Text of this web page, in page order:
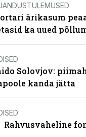
ärikasum
ka uued
Solovjov:
kanda jätta
Rahvusvaheline